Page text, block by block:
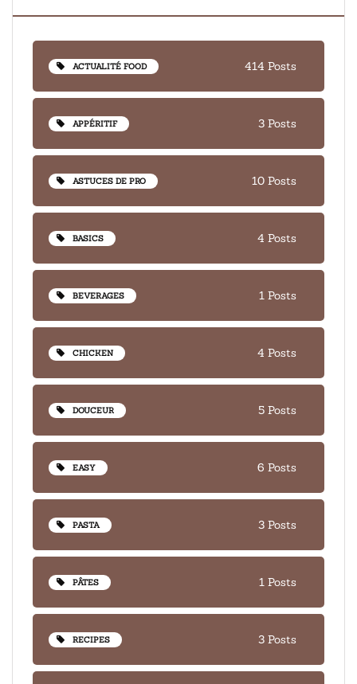
ACTUALITÉ FOOD 414 Posts
APPÉRITIF 3 Posts
ASTUCES DE PRO 10 Posts
BASICS 4 Posts
BEVERAGES 1 Posts
CHICKEN 4 Posts
DOUCEUR 5 Posts
EASY 6 Posts
PASTA 3 Posts
PÂTES 1 Posts
RECIPES 3 Posts